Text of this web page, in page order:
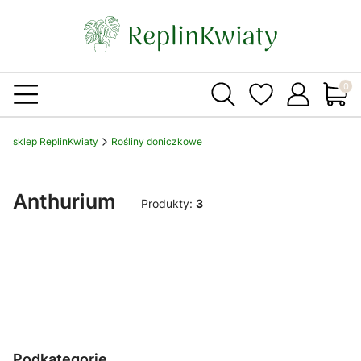
sklep ReplinKwiaty Rośliny doniczkowe
Anthurium Produkty: 3